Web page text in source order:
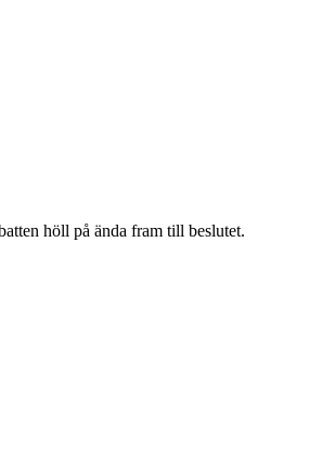
höll på ända fram till beslutet.